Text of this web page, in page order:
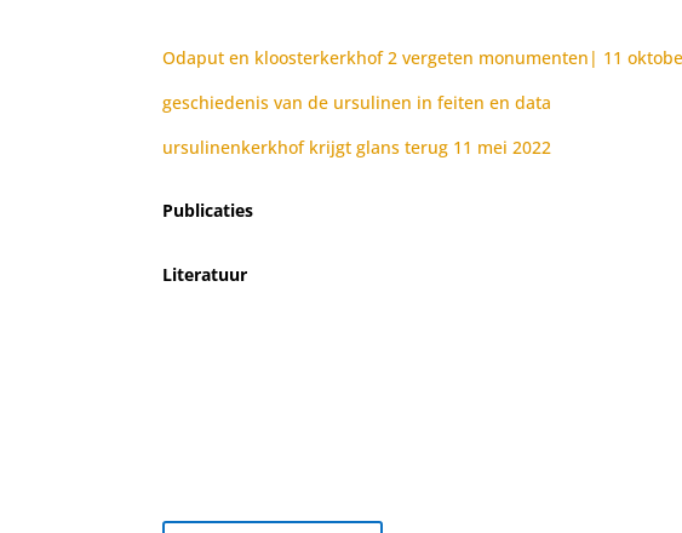
Odaput en kloosterkerkhof 2 vergeten monumenten| 11
geschiedenis van de ursulinen in feiten en data
ursulinenkerkhof krijgt glans terug 11 mei 2022
Publicaties
Literatuur